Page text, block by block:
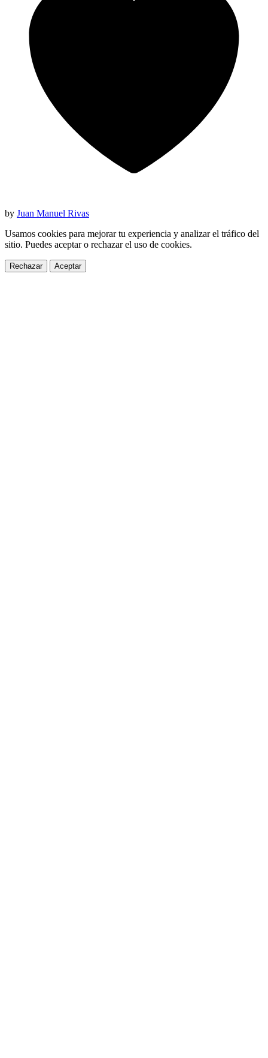
by Juan Manuel Rivas
Usamos cookies para mejorar tu experiencia y analizar el tráfico del
sitio. Puedes aceptar o rechazar el uso de cookies.
Rechazar Aceptar